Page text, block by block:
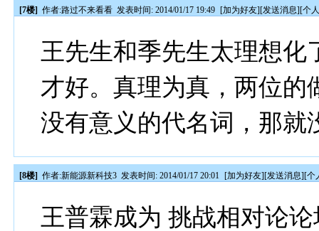
[7楼] 作者:路过不来看看 发表时间: 2014/01/17 19:49 [加为好友][发送消息][个
王先生和季先生太理想化
才好。真理为真，两位的
没有意义的代名词，那就
[8楼] 作者:新能源新科技3 发表时间: 2014/01/17 20:01 [加为好友][发送消息][个
王普霖成为 挑战相对论